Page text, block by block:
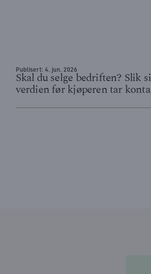
Publisert: 4. jun. 2026
Skal du selge bedriften? Slik
verdien før kjøperen tar